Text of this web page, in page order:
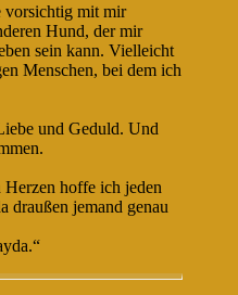
vorsichtig mit mir
Hund, der mir
sein kann. Vielleicht
Menschen, bei dem ich
und Geduld. Und
hoffe ich jeden
draußen jemand genau